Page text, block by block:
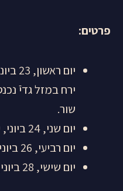
פרטים:
יום
ירח במזל גדיֿ
שור.
יום שני, 24 ביוני, ירח נכנס למזל דלי.
יום רביעי, 26 ביוני, ירח נכנס למזל דגים.
יום שישי, 28 ביוני, ירח נכנס למזל טלה.